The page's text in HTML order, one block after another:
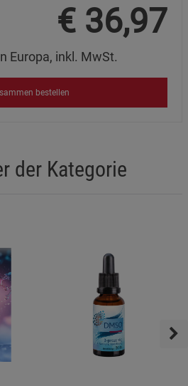
€ 36,97
Europa, inkl. MwSt.
bestellen
der Kategorie